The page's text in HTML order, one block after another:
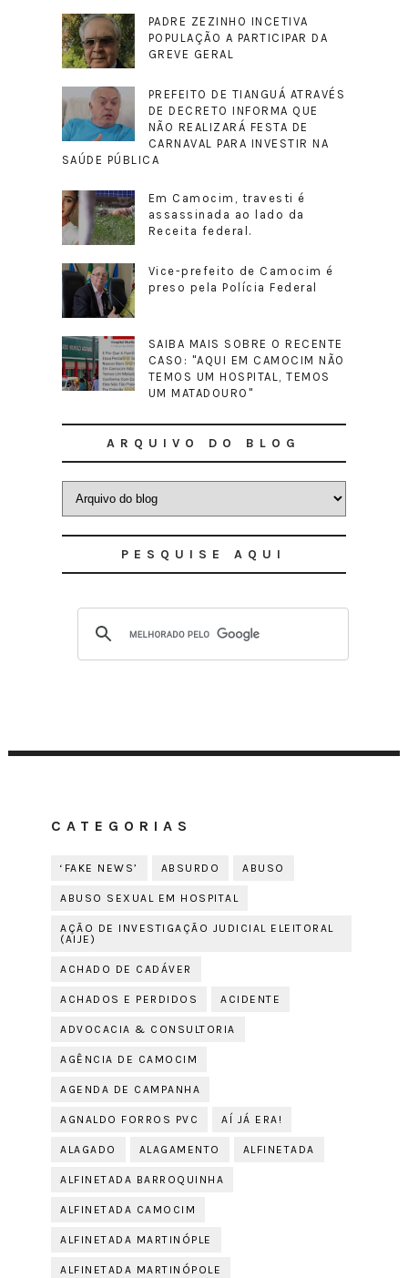
PADRE ZEZINHO INCETIVA
POPULAÇÃO A PARTICIPAR DA
GREVE GERAL
PREFEITO DE TIANGUÁ ATRAVÉS
DE DECRETO INFORMA QUE
NÃO REALIZARÁ FESTA DE
CARNAVAL PARA INVESTIR NA
SAÚDE PÚBLICA
Em Camocim, travesti é
assassinada ao lado da
Receita federal.
Vice-prefeito de Camocim é
preso pela Polícia Federal
SAIBA MAIS SOBRE O RECENTE
CASO: "AQUI EM CAMOCIM NÃO
TEMOS UM HOSPITAL, TEMOS
UM MATADOURO"
ARQUIVO DO BLOG
PESQUISE AQUI
CATEGORIAS
‘FAKE NEWS’ ABSURDO ABUSO
ABUSO SEXUAL EM HOSPITAL
AÇÃO DE INVESTIGAÇÃO JUDICIAL ELEITORAL
(AIJE)
ACHADO DE CADÁVER
ACHADOS E PERDIDOS ACIDENTE
ADVOCACIA & CONSULTORIA
AGÊNCIA DE CAMOCIM
AGENDA DE CAMPANHA
AGNALDO FORROS PVC AÍ JÁ ERA!
ALAGADO ALAGAMENTO ALFINETADA
ALFINETADA BARROQUINHA
ALFINETADA CAMOCIM
ALFINETADA MARTINÓPLE
ALFINETADA MARTINÓPOLE